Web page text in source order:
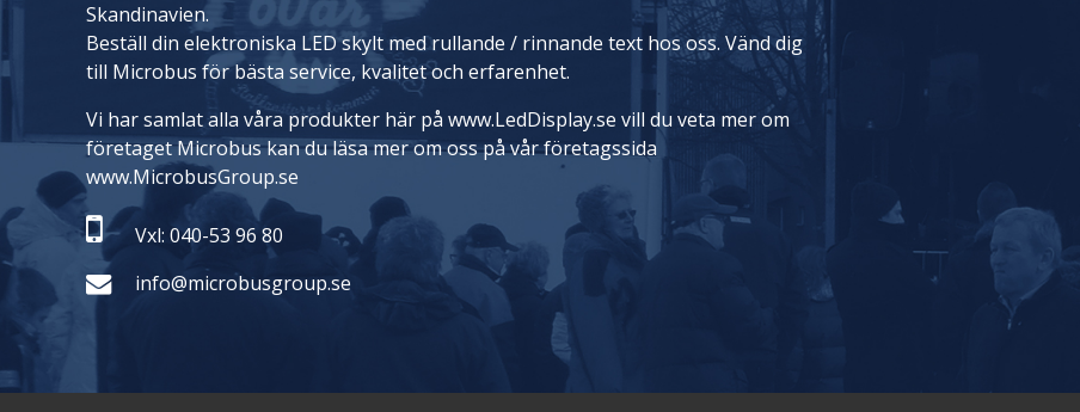
Skandinavien.
Beställ din elektroniska LED skylt med rullande / rinnande text hos oss. Vänd dig
till Microbus för bästa service, kvalitet och erfarenhet.
Vi har samlat alla våra produkter här på www.LedDisplay.se vill du veta mer om
företaget Microbus kan du läsa mer om oss på vår företagssida
www.MicrobusGroup.se
Vxl: 040-53 96 80
info@microbusgroup.se